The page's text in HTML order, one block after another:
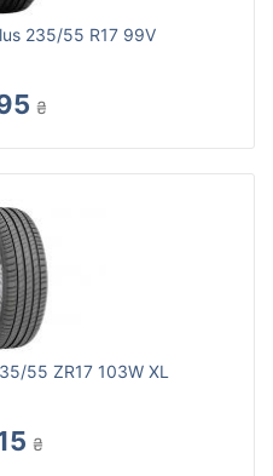
235/55 R17 99V
₴
55 ZR17 103W XL
₴